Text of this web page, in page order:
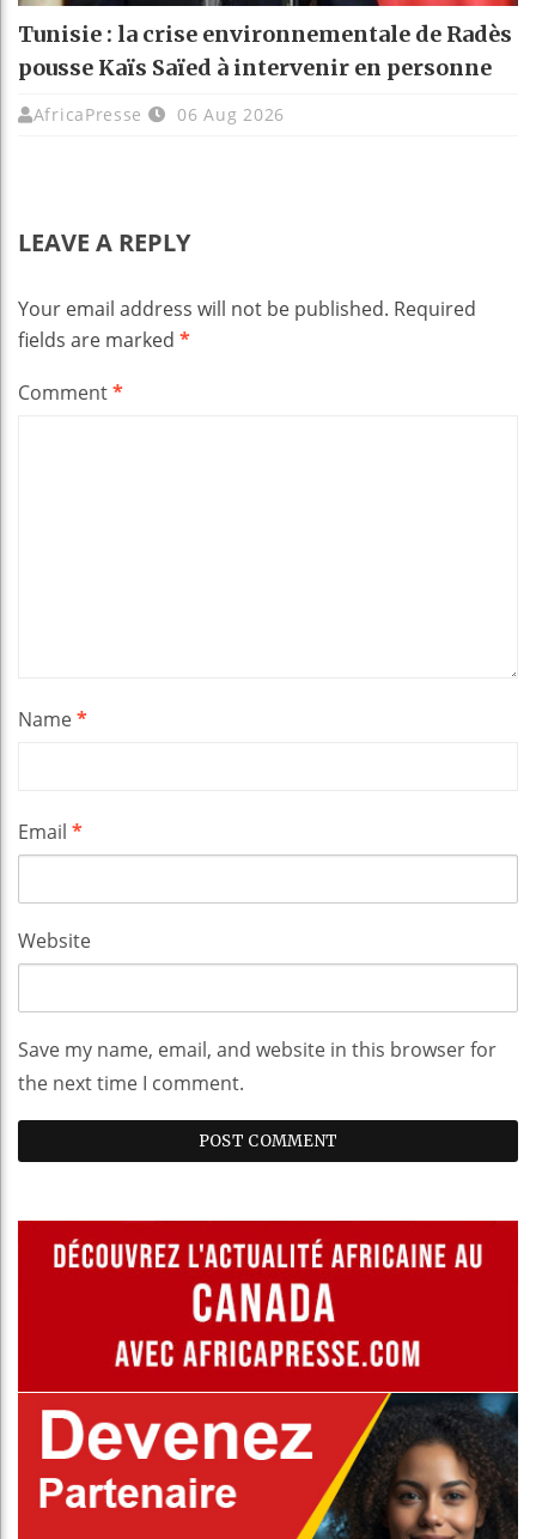
Tunisie : la crise environnementale de Radès
pousse Kaïs Saïed à intervenir en personne
AfricaPresse 06 Aug 2026
LEAVE A REPLY
Your email address will not be published. Required
fields are marked *
Comment*
Name*
Email *
Website
Save my name, email, and website in this browser for
the next time I comment.